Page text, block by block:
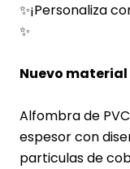
✨¡Personaliza
✨
Nuevo
Alfombra de
espesor con
particulas de